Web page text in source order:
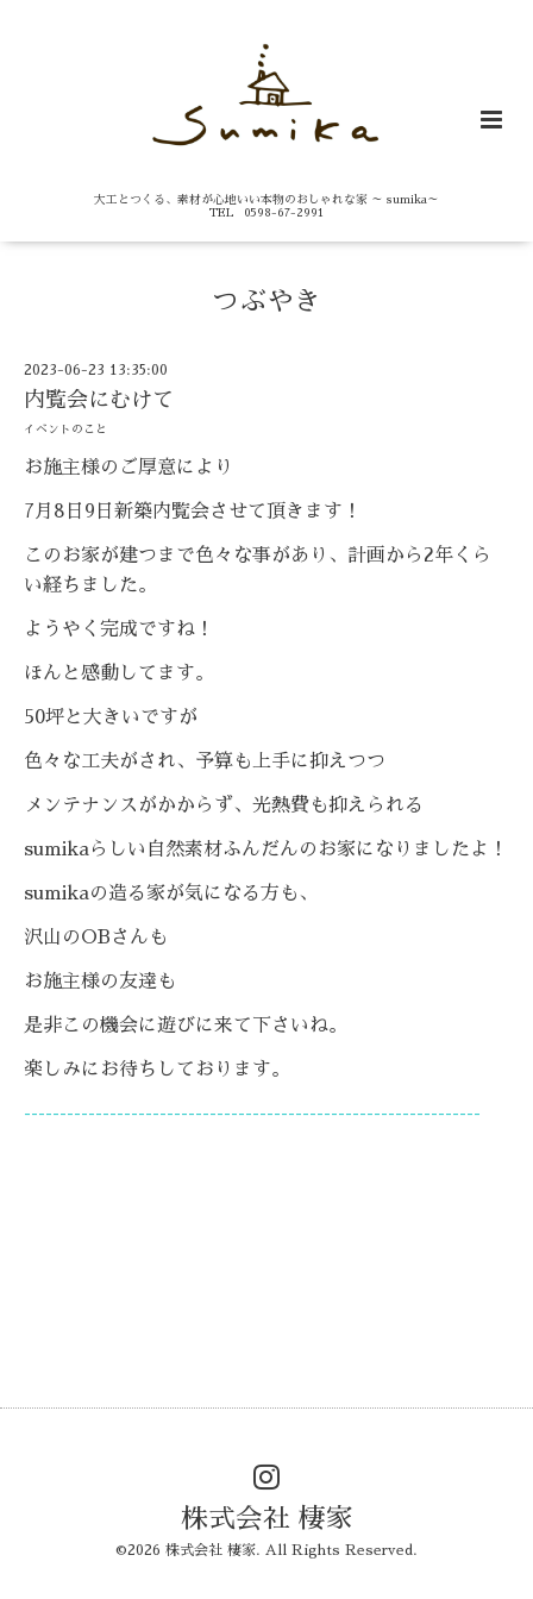
大工とつくる、素材が心地いい本物のおしゃれな家 ～ sumika～
TEL 0598-67-2991
つぶやき
2023-06-23 13:35:00
内覧会にむけて
イベントのこと
お施主様のご厚意により
7月8日9日新築内覧会させて頂きます！
このお家が建つまで色々な事があり、計画から2年くら
い経ちました。
ようやく完成ですね！
ほんと感動してます。
50坪と大きいですが
色々な工夫がされ、予算も上手に抑えつつ
メンテナンスがかからず、光熱費も抑えられる
sumikaらしい自然素材ふんだんのお家になりましたよ！
sumikaの造る家が気になる方も、
沢山のOBさんも
お施主様の友達も
是非この機会に遊びに来て下さいね。
楽しみにお待ちしております。
----------------------------------------------------------------
株式会社 棲家
©2026 株式会社 棲家. All Rights Reserved.